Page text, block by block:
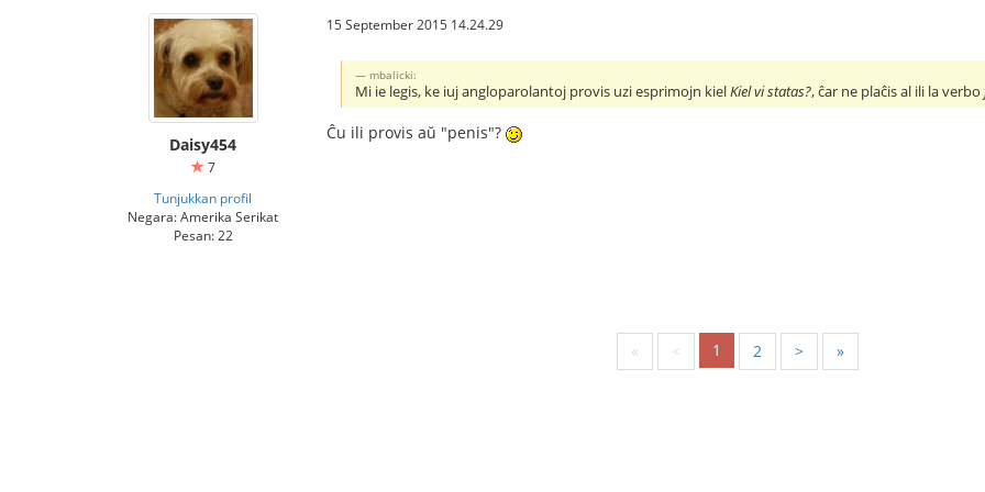
Daisy454
7
Tunjukkan profil
Negara: Amerika Serikat
Pesan: 22
15 September 2015 14.24.29
mbalicki:
Mi ie legis, ke iuj angloparolantoj provis uzi esprimojn kielKiel vi statas?, ĉar ne plaĉis al ili la verbo
Ĉu ili provis aŭ "penis"?
« < 1 2 > »